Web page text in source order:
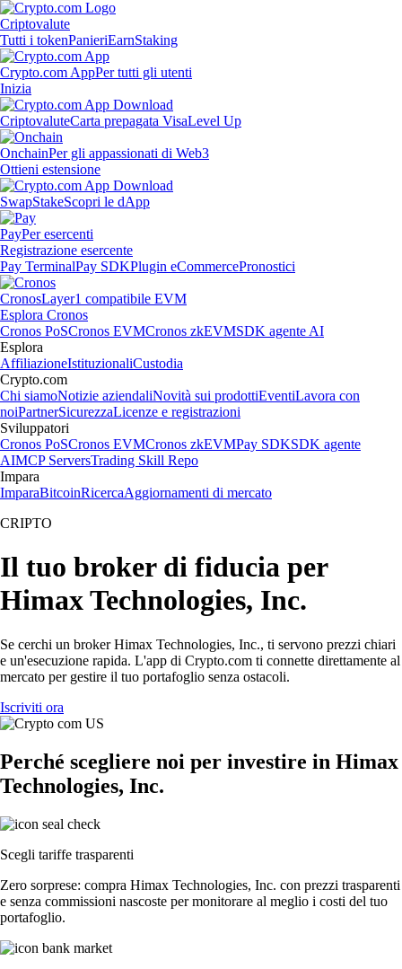
Criptovalute
Tutti i tokenPanieriEarnStaking
Crypto.com AppPer tutti gli utenti
Inizia
CriptovaluteCarta prepagata VisaLevel Up
OnchainPer gli appassionati di Web3
Ottieni estensione
SwapStakeScopri le dApp
PayPer esercenti
Registrazione esercente
Pay TerminalPay SDKPlugin eCommercePronostici
CronosLayer1 compatibile EVM
Esplora Cronos
Cronos PoSCronos EVMCronos zkEVMSDK agente AI
Esplora
AffiliazioneIstituzionaliCustodia
Crypto.com
Chi siamoNotizie aziendaliNovità sui prodottiEventiLavora con
noiPartnerSicurezzaLicenze e registrazioni
Sviluppatori
Cronos PoSCronos EVMCronos zkEVMPay SDKSDK agente
AIMCP ServersTrading Skill Repo
Impara
ImparaBitcoinRicercaAggiornamenti di mercato
CRIPTO
Il tuo broker di fiducia per
Himax Technologies, Inc.
Se cerchi un broker Himax Technologies, Inc., ti servono prezzi chiari
e un'esecuzione rapida. L'app di Crypto.com ti connette direttamente al
mercato per gestire il tuo portafoglio senza ostacoli.
Iscriviti ora
Perché scegliere noi per investire in Himax
Technologies, Inc.
Scegli tariffe trasparenti
Zero sorprese: compra Himax Technologies, Inc. con prezzi trasparenti
e senza commissioni nascoste per monitorare al meglio i costi del tuo
portafoglio.